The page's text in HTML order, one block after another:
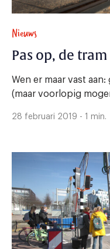
Nieuws
Pas op, de
Wen er maar vast
(maar voorlopig
28 februari 2019 - 1 min.